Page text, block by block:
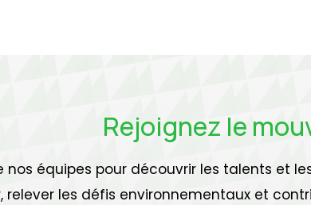
Rejoignez le
nos équipes pour découvrir les talents et
relever les défis environnementaux et